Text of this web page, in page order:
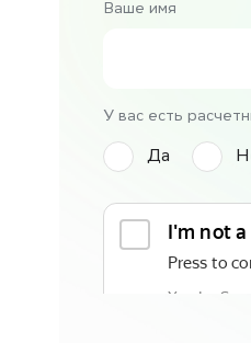
Ваше имя
У вас есть
Да